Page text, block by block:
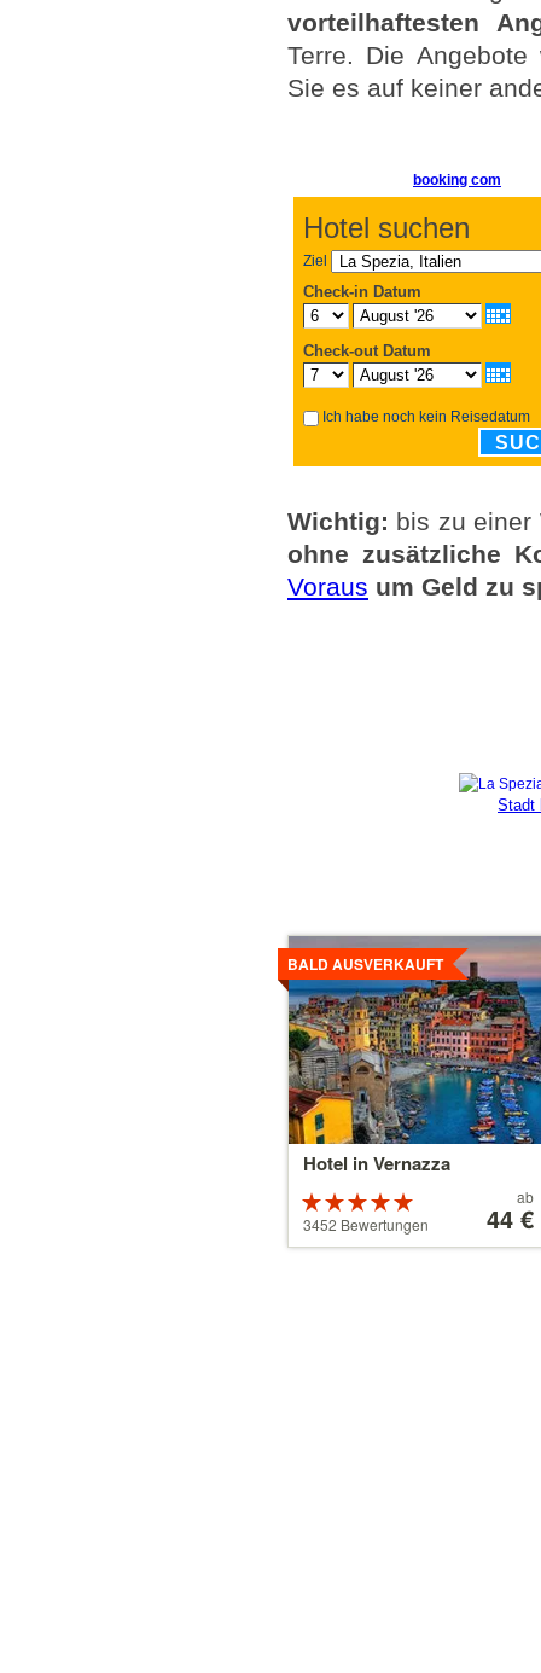
vorteilhaftesten
Terre. Die
Sie es auf keiner
booking com
Hotel suchen
Ziel
Check-in Datum
Check-out Datum
Ich habe noch kein Reisedatum
Wichtig: bis zu einer
ohne zusätzliche
Voraus um Geld zu
Stadt
Hotel in Vernazza
BALD AUSVERKAUFT
5 von 5
3452 Bewertungen
ab
44 €
Details
ansehen